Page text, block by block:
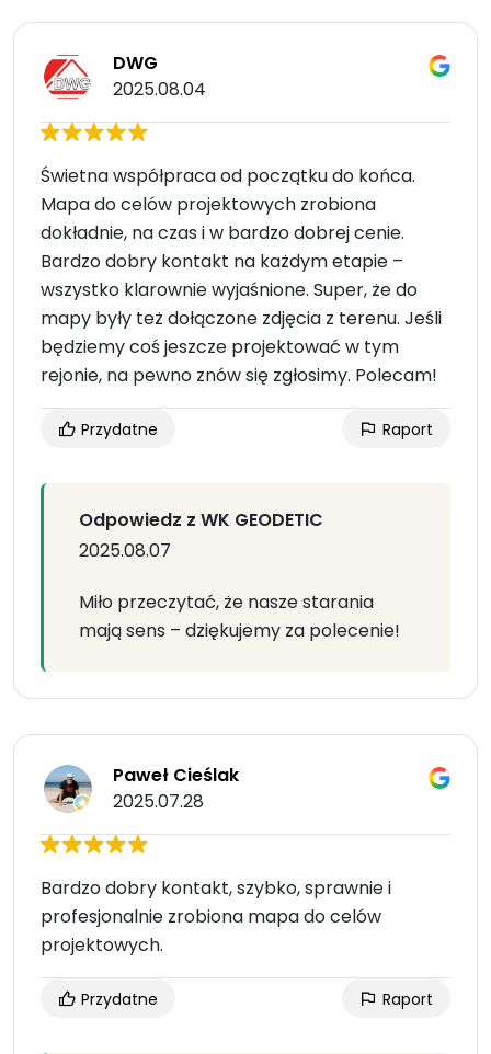
DWG
2025.08.04
Świetna współpraca od początku do końca.
Mapa do celów projektowych zrobiona
dokładnie, na czas i w bardzo dobrej cenie.
Bardzo dobry kontakt na każdym etapie –
wszystko klarownie wyjaśnione. Super, że do
mapy były też dołączone zdjęcia z terenu. Jeśli
będziemy coś jeszcze projektować w tym
rejonie, na pewno znów się zgłosimy. Polecam!
Przydatne Raport
Odpowiedz z WK GEODETIC
2025.08.07
Miło przeczytać, że nasze starania
mają sens – dziękujemy za polecenie!
Paweł Cieślak
2025.07.28
Bardzo dobry kontakt, szybko, sprawnie i
profesjonalnie zrobiona mapa do celów
projektowych.
Przydatne Raport